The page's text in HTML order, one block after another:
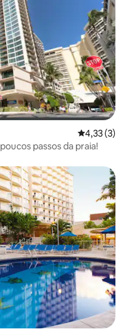
4,33 de
4,33 (3)
passos da praia!